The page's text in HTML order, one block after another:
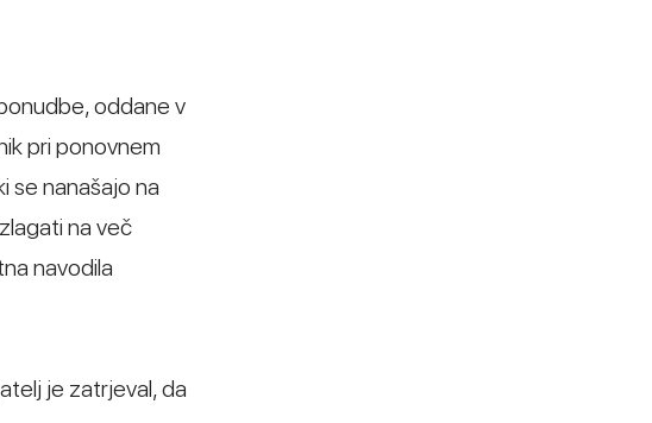
oddane v
pri ponovnem
se nanašajo na
na več
navodila
je zatrjeval, da